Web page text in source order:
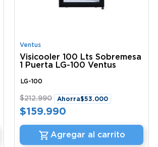
Ventus
Visicooler 100 Lts Sobremesa
1 Puerta LG-100 Ventus
LG-100
$212.990 Ahorra$53.000
$159.990
Agregar al carrito